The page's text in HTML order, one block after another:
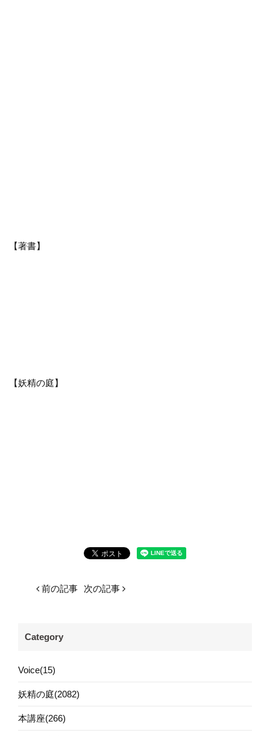
【著書】
【妖精の庭】
前の記事 次の記事
Category
Voice(15)
妖精の庭(2082)
本講座(266)